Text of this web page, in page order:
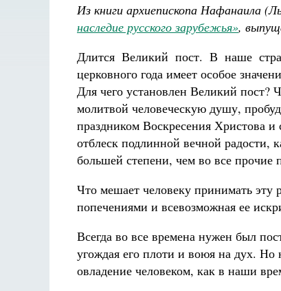
Из книги архиепископа Нафанаила
наследие русского зарубежья»,
Длится Великий пост. В наше
церковного года имеет особое
Для чего установлен Великий пост?
молитвой человеческую душу,
праздником Воскресения Христова и
отблеск подлинной вечной радости,
большей степени, чем во все прочие
Что мешает человеку принимать эту
попечениями и всевозможная ее
Всегда во все времена нужен был
угождая его плоти и воюя на дух. Но
овладение человеком, как в наши